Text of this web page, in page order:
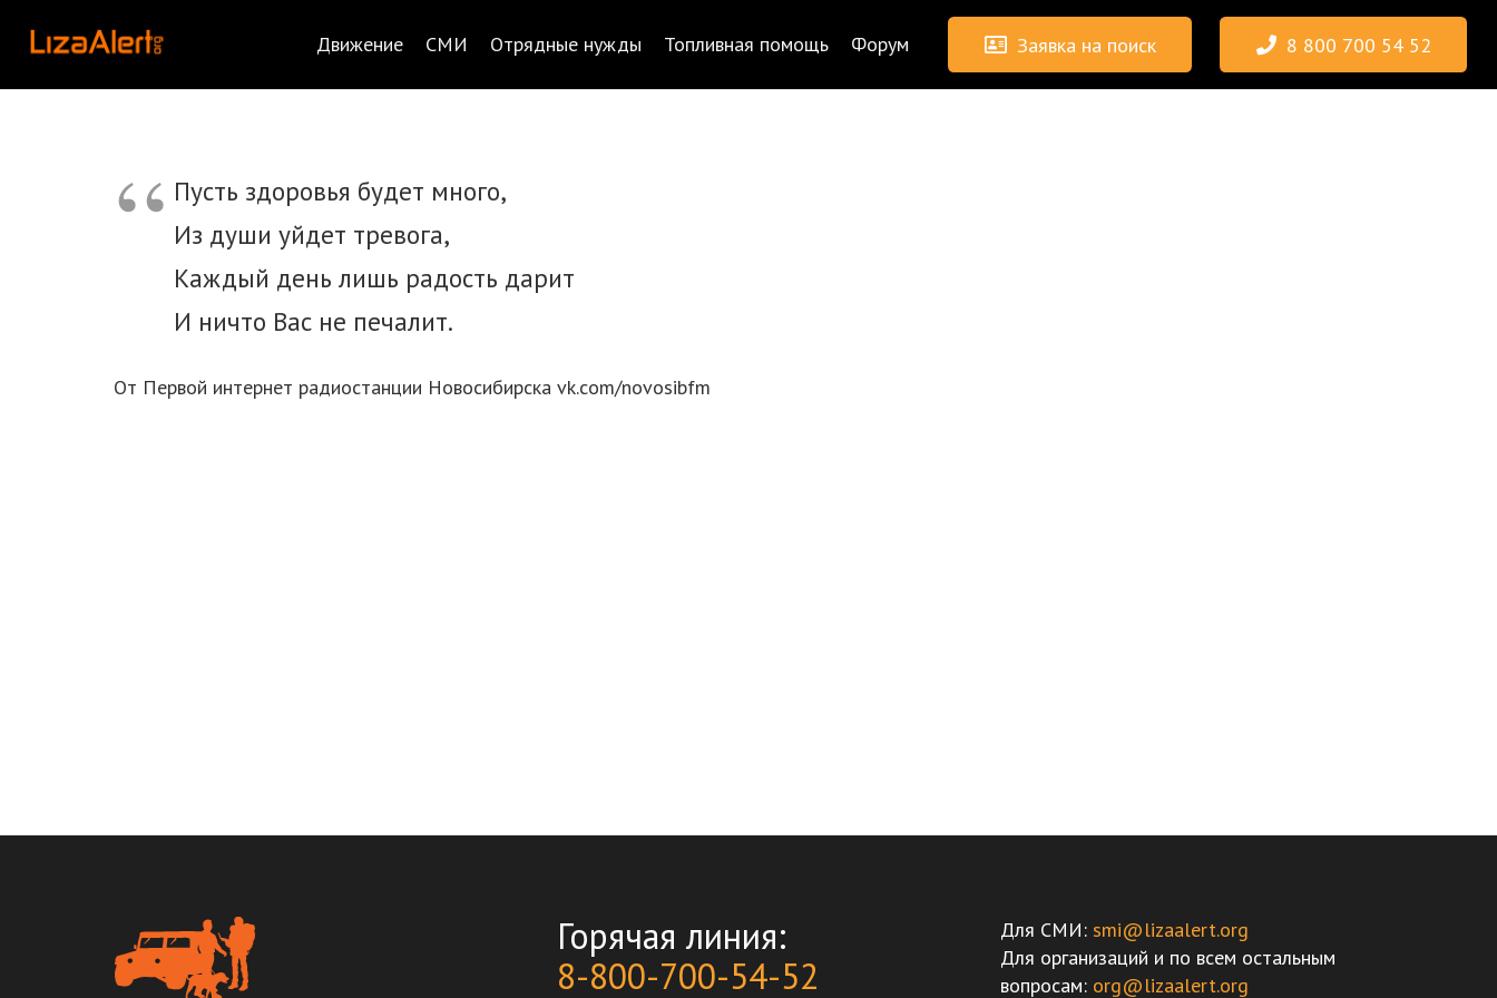
Движение СМИ Отрядные нужды Топливная помощь Форум Заявка на поиск 8 800 700 54 52
Пусть здоровья будет много,
Из души уйдет тревога,
Каждый день лишь радость дарит
И ничто Вас не печалит.
От Первой интернет радиостанции Новосибирска vk.com/novosibfm
Горячая линия:
8-800-700-54-52
Для СМИ: smi@lizaalert.org
Для организаций и по всем остальным
вопросам: org@lizaalert.org